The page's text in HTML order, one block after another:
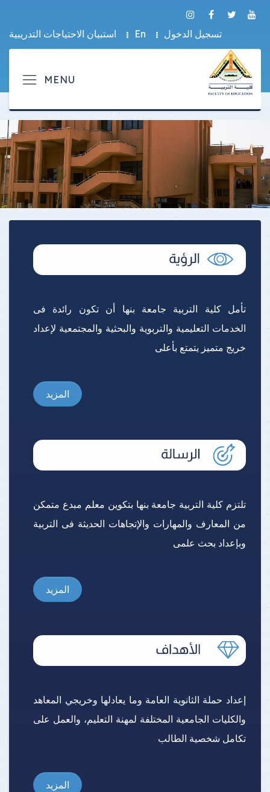
تسجيل الدخول En استبيان الاحتياجات التدريبية
تأمل كلية التربية جامعة بنها أن تكون رائدة فى
الخدمات التعليمية والتربوية والبحثية والمجتمعية لإعداد
خريج متميز يتمتع بأعلى
المزيد
تلتزم كلية التربية جامعة بنها بتكوين معلم مبدع متمكن
من المعارف والمهارات والإتجاهات الحديثة فى التربية
وبإعداد بحث علمى
المزيد
إعداد حملة الثانوية العامة وما يعادلها وخريجي المعاهد
والكليات الجامعية المختلفة لمهنة التعليم، والعمل على
تكامل شخصية الطالب
المزيد